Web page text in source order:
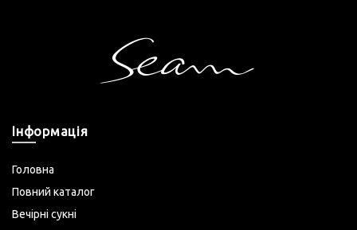
Інформація
Головна
Повний каталог
Вечірні сукні